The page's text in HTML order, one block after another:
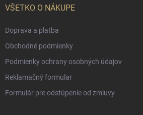
VŠETKO O NÁKUPE
Doprava a platba
Obchodné podmienky
Podmienky ochrany osobných údajov
Reklamačný formular
Formulár pre odstúpenie od zmluvy